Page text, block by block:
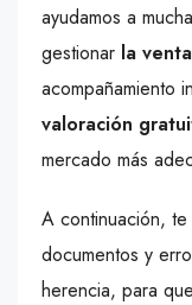
ayudamos a
gestionar la
acompañamiento
valoración
mercado más
A continuación,
documentos y
herencia, para